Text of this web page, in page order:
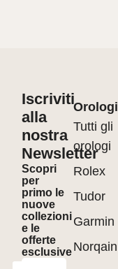
Iscriviti
alla
nostra
Newsletter
Scopri
per
primo le
nuove
collezioni
e le
offerte
esclusive
Orologi
Tutti gli
orologi
Rolex
Tudor
Garmin
Norqain